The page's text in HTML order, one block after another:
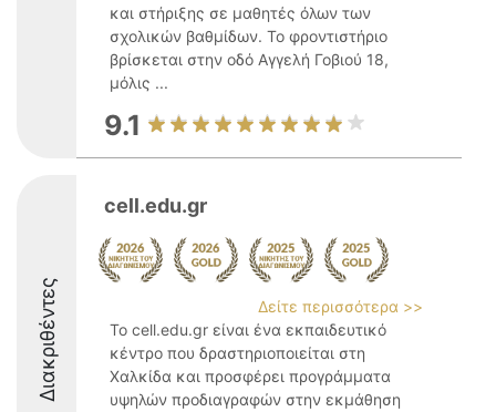
και στήριξης σε μαθητές όλων των
σχολικών βαθμίδων. Το φροντιστήριο
βρίσκεται στην οδό Αγγελή Γοβιού 18,
μόλις ...
9.1
Διακριθέντες
cell.edu.gr
Δείτε περισσότερα >>
Το cell.edu.gr είναι ένα εκπαιδευτικό
κέντρο που δραστηριοποιείται στη
Χαλκίδα και προσφέρει προγράμματα
υψηλών προδιαγραφών στην εκμάθηση